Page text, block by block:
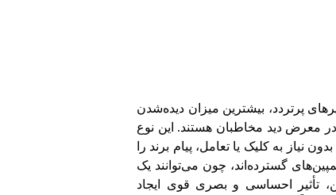
پرتردد، بیشترین میزان دیده‌شدن
ایجاد می‌کنند و به‌صورت ۲۴ ساعته در معرض دید مخاطبان هستند. این نوع
نیاز به کلیک یا تعامل، پیام برند را
گسترده‌اند، چون می‌توانند یک
تأثیر احساسی و بصری قوی ایجاد